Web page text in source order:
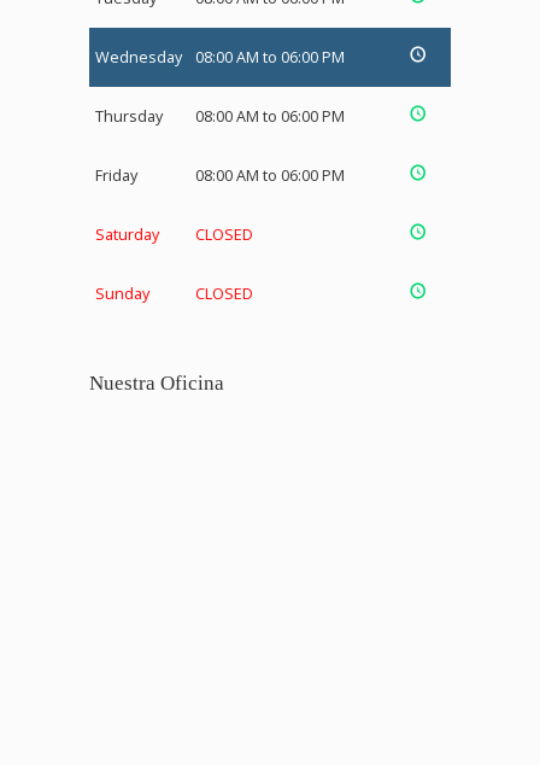
Wednesday 08:00 AM to 06:00 PM
Thursday 08:00 AM to 06:00 PM
Friday 08:00 AM to 06:00 PM
Saturday CLOSED
Sunday CLOSED
Nuestra Oficina